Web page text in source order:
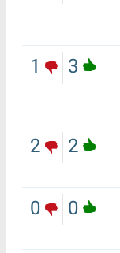
3
1
2
2
0
0